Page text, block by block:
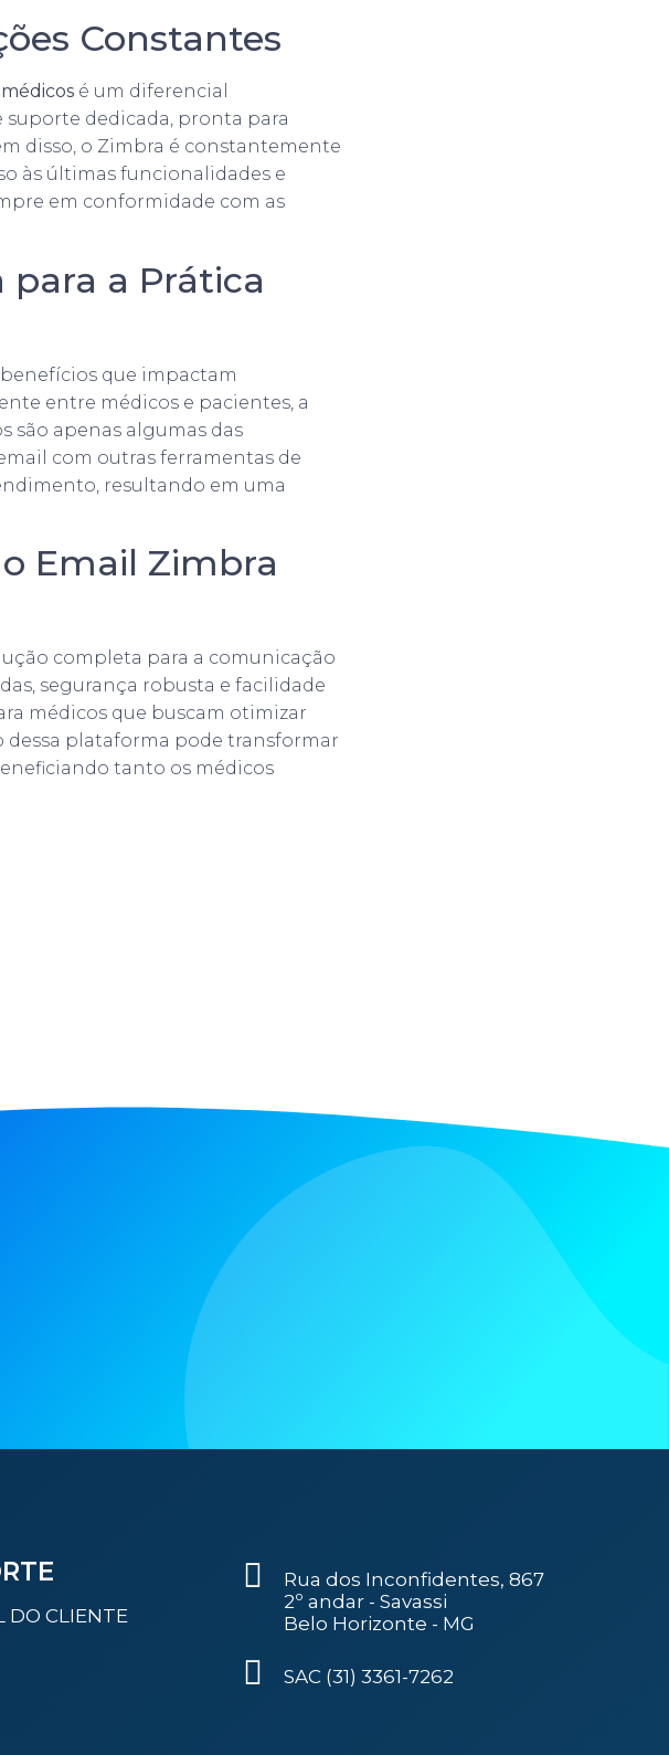
Constantes
é um diferencial
suporte dedicada, pronta para
disso, o Zimbra é constantemente
às últimas funcionalidades e
em conformidade com as
a Prática
que impactam
entre médicos e pacientes, a
são apenas algumas das
com outras ferramentas de
resultando em uma
Email Zimbra
completa para a comunicação
segurança robusta e facilidade
médicos que buscam otimizar
dessa plataforma pode transformar
tanto os médicos
DO CLIENTE
Rua dos Inconfidentes, 867
2º andar - Savassi
Belo Horizonte - MG
SAC (31) 3361-7262